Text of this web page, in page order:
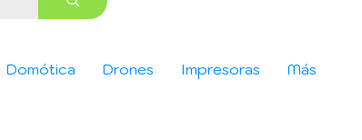
Domótica Drones Impresoras Más